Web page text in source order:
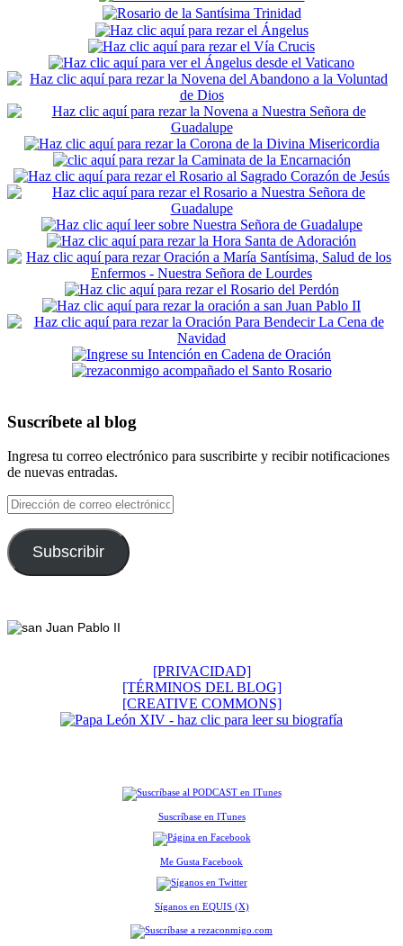
Suscríbete al blog
Ingresa tu correo electrónico para suscribirte y recibir notificaciones
de nuevas entradas.
Dirección
de
correo
electrónico
Subscribir
[PRIVACIDAD]
[TÉRMINOS DEL BLOG]
[CREATIVE COMMONS]
Suscríbase en ITunes
Me Gusta Facebook
Síganos en EQUIS (X)